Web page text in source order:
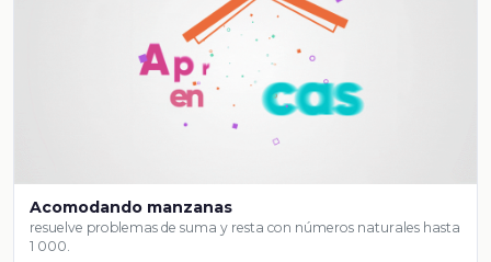
Acomodando manzanas
resuelve problemas de suma y resta con números naturales hasta
1 000.